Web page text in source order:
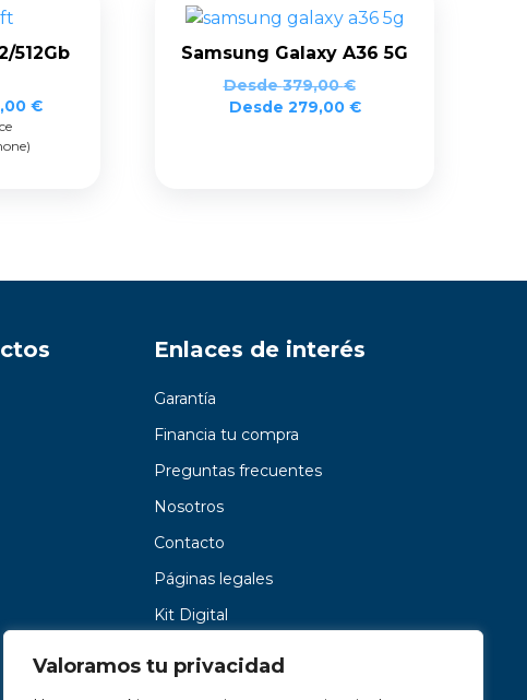
Valoramos tu privacidad
512Gb
€El
Samsung Galaxy A36 5G
Desde379,00€
Desde 279,00 €
Enlaces de interés
Garantía
Financia tu compra
Preguntas frecuentes
Nosotros
Contacto
Páginas legales
Kit Digital